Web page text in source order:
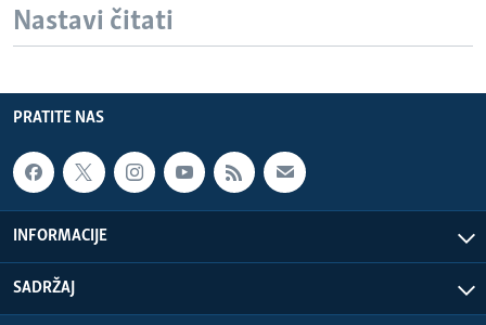
Nastavi čitati
PRATITE NAS
INFORMACIJE
SADRŽAJ